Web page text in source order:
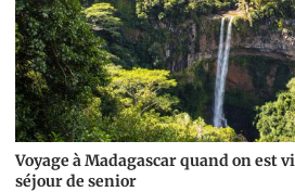
Voyage à Madagascar quand on est
séjour de senior